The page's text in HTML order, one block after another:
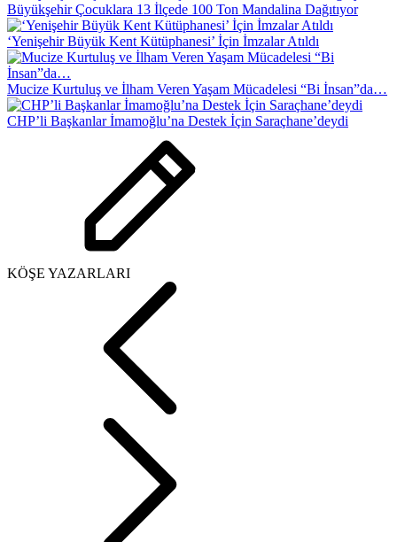
Büyükşehir Çocuklara 13 İlçede 100 Ton Mandalina Dağıtıyor
‘Yenişehir Büyük Kent Kütüphanesi’ İçin İmzalar Atıldı
Mucize Kurtuluş ve İlham Veren Yaşam Mücadelesi “Bi İnsan”da…
CHP’li Başkanlar İmamoğlu’na Destek İçin Saraçhane’deydi
KÖŞE YAZARLARI